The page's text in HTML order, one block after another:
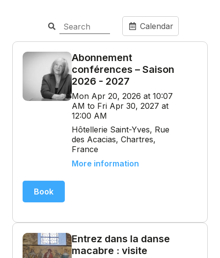
Calendar
Abonnement
conférences – Saison
2026 - 2027
Mon Apr 20, 2026 at 10:07
AM to Fri Apr 30, 2027 at
12:00 AM
Hôtellerie Saint-Yves, Rue
des Acacias, Chartres,
France
More information
Book
Entrez dans la danse
macabre : visite